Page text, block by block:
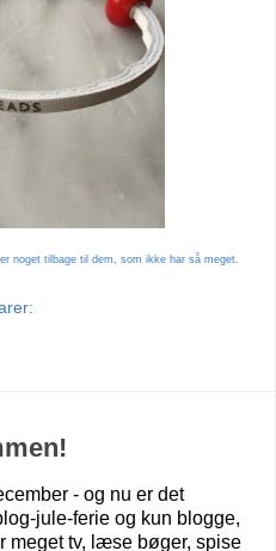
noget tilbage til dem, som ikke har så meget.
- og nu er det
jule-ferie og kun blogge,
meget tv, læse bøger, spise